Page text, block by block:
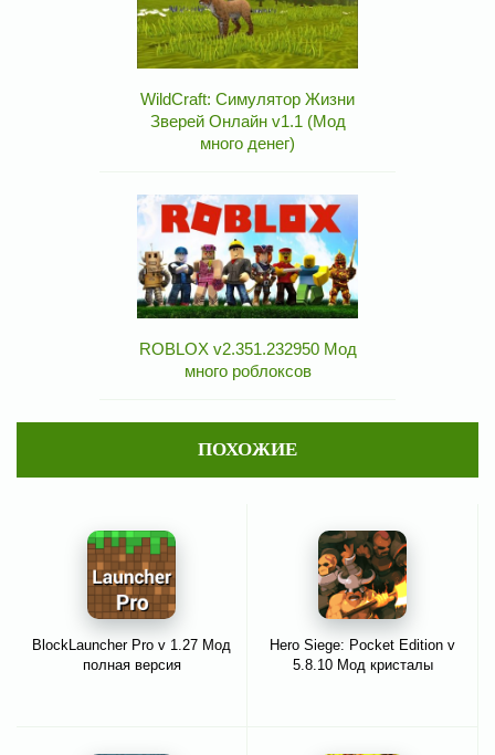
WildCraft: Симулятор Жизни
Зверей Онлайн v1.1 (Мод
много денег)
ROBLOX v2.351.232950 Мод
много роблоксов
ПОХОЖИЕ
BlockLauncher Pro v 1.27 Мод
полная версия
Hero Siege: Pocket Edition v
5.8.10 Мод кристалы